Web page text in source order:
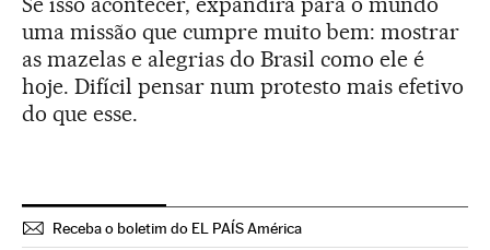
uma missão que cumpre muito bem: mostrar
as mazelas e alegrias do Brasil como ele é
hoje. Difícil pensar num protesto mais efetivo
do que esse.
Receba o boletim do EL PAÍS América